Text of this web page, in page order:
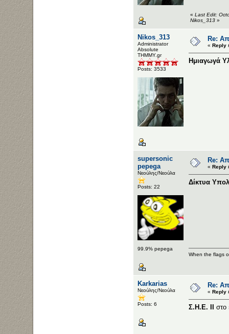
« Last Edit:
Nikos_313 »
Nikos_313
Administrator
Αbsolute
ΤΗΜΜΥ.gr
Posts: 3533
Re:
« Reply
Ημιαγωγά
supersonic
pepega
Νεούλης/Νεούλα
Posts: 22
99.9% pepega
Re:
« Reply
Δίκτυα
When the flags
Karkarias
Νεούλης/Νεούλα
Posts: 6
Re:
« Reply
Σ.Η.Ε. ΙΙ στο